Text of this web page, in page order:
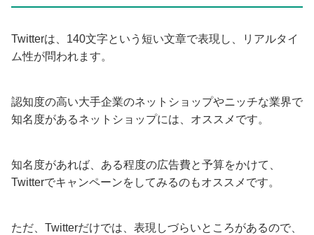
Twitterは、140文字という短い文章で表現し、リアルタイ
ム性が問われます。
認知度の高い大手企業のネットショップやニッチな業界で
知名度があるネットショップには、オススメです。
知名度があれば、ある程度の広告費と予算をかけて、
Twitterでキャンペーンをしてみるのもオススメです。
ただ、Twitterだけでは、表現しづらいところがあるので、